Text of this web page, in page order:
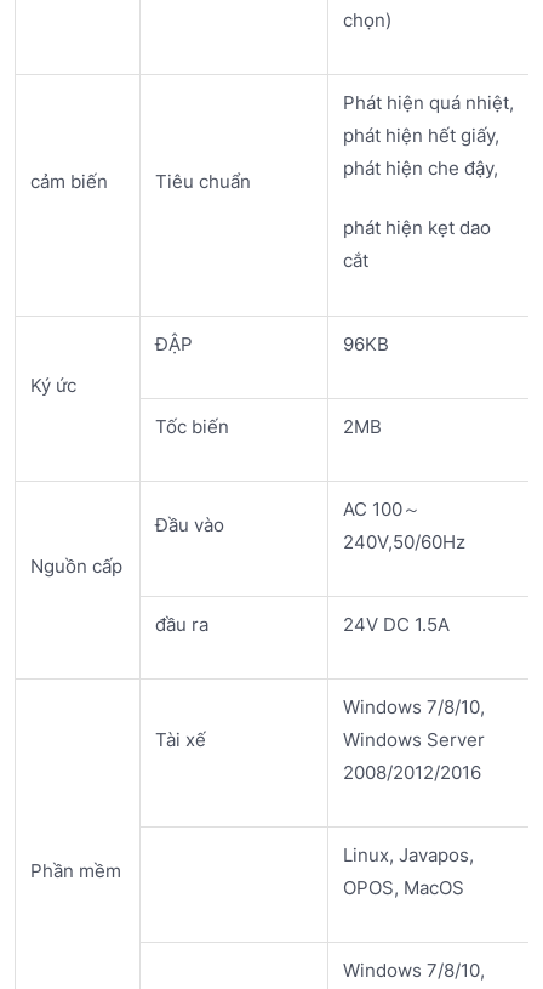
chọn)
cảm biến Tiêu chuẩn
Phát hiện quá nhiệt,
phát hiện hết giấy,
phát hiện che đậy,
phát hiện kẹt dao
cắt
Ký ức
ĐẬP 96KB
Tốc biến 2MB
Nguồn cấp
Đầu vào
AC 100～
240V,50/60Hz
đầu ra 24V DC 1.5A
Phần mềm
Tài xế
Windows 7/8/10,
Windows Server
2008/2012/2016
Linux, Javapos,
OPOS, MacOS
Windows 7/8/10,